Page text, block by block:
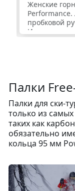
Женcкие
Performance.
пробковой
Палки
Палки для ски-
только из
таких как
обязательно
кольца 95 мм